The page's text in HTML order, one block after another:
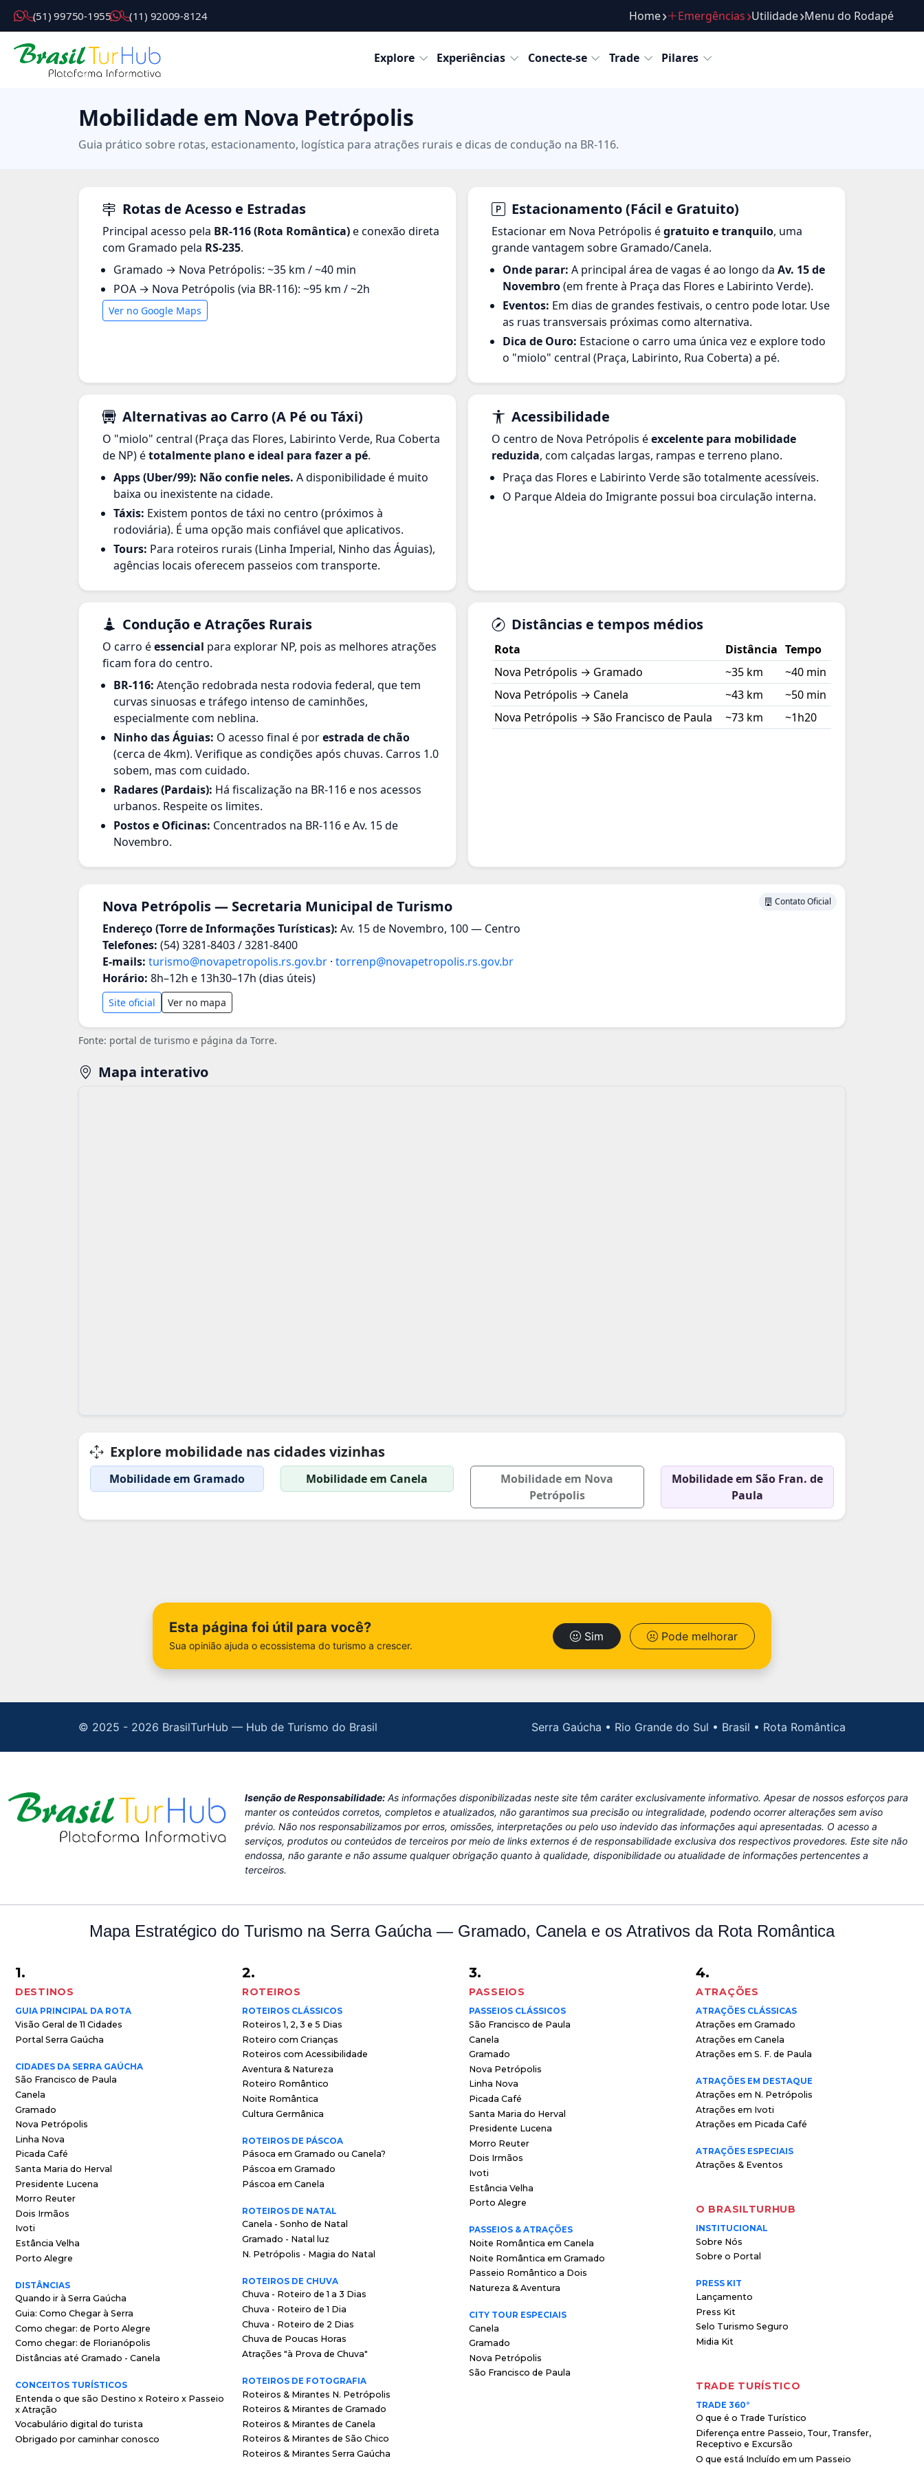
( 5 1 ) 9 9 7 5 0 - 1 9 5 5 ( 1 1 ) 9 2 0 0 9 - 8 1 2 4 Home Emergências Utilidade Menu do Rodapé
Explore Experiências Conecte-se Trade Pilares
Destinos Roteiros Passeios
Mobilidade em Nova Petrópolis
Guia prático sobre rotas, estacionamento, logística para atrações rurais e dicas de condução na BR-116.
Rotas de Acesso e Estradas
Principal acesso pela BR-116 (Rota Romântica)e conexão direta
com Gramado pela RS-235.
Gramado → Nova Petrópolis: ~35 km / ~40 min
POA → Nova Petrópolis (via BR-116): ~95 km / ~2h
Ver no Google Maps
Estacionamento (Fácil e Gratuito)
Estacionar em Nova Petrópolis égratuito e tranquilo, uma
grande vantagem sobre Gramado/Canela.
Onde parar: A principal área de vagas é ao longo da Av. 15 de
Novembro(em frente à Praça das Flores e Labirinto Verde).
Eventos: Em dias de grandes festivais, o centro pode lotar. Use
as ruas transversais próximas como alternativa.
Dica de Ouro: Estacione o carro uma única vez e explore todo
o "miolo" central (Praça, Labirinto, Rua Coberta) a pé.
Alternativas ao Carro (A Pé ou Táxi)
O "miolo" central (Praça das Flores, Labirinto Verde, Rua Coberta
de NP) étotalmente plano e ideal para fazer a pé.
Apps (Uber/99): Não confie neles. A disponibilidade é muito
baixa ou inexistente na cidade.
Táxis: Existem pontos de táxi no centro (próximos à
rodoviária). É uma opção mais confiável que aplicativos.
Tours: Para roteiros rurais (Linha Imperial, Ninho das Águias),
agências locais oferecem passeios com transporte.
Acessibilidade
O centro de Nova Petrópolis éexcelente para mobilidade
reduzida, com calçadas largas, rampas e terreno plano.
Praça das Flores e Labirinto Verde são totalmente acessíveis.
O Parque Aldeia do Imigrante possui boa circulação interna.
Condução e Atrações Rurais
O carro éessencial para explorar NP, pois as melhores atrações
ficam fora do centro.
BR-116: Atenção redobrada nesta rodovia federal, que tem
curvas sinuosas e tráfego intenso de caminhões,
especialmente com neblina.
Ninho das Águias: O acesso final é porestrada de chão
(cerca de 4km). Verifique as condições após chuvas. Carros 1.0
sobem, mas com cuidado.
Radares (Pardais): Há fiscalização na BR-116 e nos acessos
urbanos. Respeite os limites.
Postos e Oficinas: Concentrados na BR-116 e Av. 15 de
Novembro.
Distâncias e tempos médios
Rota Distância Tempo
Nova Petrópolis → Gramado
~35 km
~40 min
Nova Petrópolis → Canela
~43 km
~50 min
Nova Petrópolis → São Francisco de Paula
~73 km ~1h20
Contato Oficial
Nova Petrópolis — Secretaria Municipal de Turismo
Endereço (Torre de Informações Turísticas): Av. 15 de Novembro, 100 — Centro
Telefones: (54) 3281-8403 / 3281-8400
E-mails: turismo@novapetropolis.rs.gov.br · torrenp@novapetropolis.rs.gov.br
Horário: 8h–12h e 13h30–17h (dias úteis)
Site oficial Ver no mapa
Fonte: portal de turismo e página da Torre.
Mapa interativo
Explore mobilidade nas cidades vizinhas
Mobilidade em Gramado Mobilidade em Canela
Mobilidade em Nova
Petrópolis
Mobilidade em São Fran. de
Paula
Esta página foi útil para você?
Sua opinião ajuda o ecossistema do turismo a crescer.
Sim Pode melhorar
© 2025 - 2026 BrasilTurHub — Hub de Turismo do Brasil Serra Gaúcha • Rio Grande do Sul • Brasil • Rota Romântica
Isenção de Responsabilidade: As informações disponibilizadas neste site têm caráter exclusivamente informativo. Apesar de nossos esforços para
manter os conteúdos corretos, completos e atualizados, não garantimos sua precisão ou integralidade, podendo ocorrer alterações sem aviso
prévio. Não nos responsabilizamos por erros, omissões, interpretações ou pelo uso indevido das informações aqui apresentadas. O acesso a
serviços, produtos ou conteúdos de terceiros por meio de links externos é de responsabilidade exclusiva dos respectivos provedores. Este site não
endossa, não garante e não assume qualquer obrigação quanto à qualidade, disponibilidade ou atualidade de informações pertencentes a
terceiros.
Mapa Estratégico do Turismo na Serra Gaúcha — Gramado, Canela e os Atrativos da Rota Romântica
1.
DESTINOS
GUIA PRINCIPAL DA ROTA
Visão Geral de 11 Cidades
Portal Serra Gaúcha
CIDADES DA SERRA GAÚCHA
São Francisco de Paula
Canela
Gramado
Nova Petrópolis
Linha Nova
Picada Café
Santa Maria do Herval
Presidente Lucena
Morro Reuter
Dois Irmãos
Ivoti
Estância Velha
Porto Alegre
DISTÂNCIAS
Quando ir à Serra Gaúcha
Guia: Como Chegar à Serra
Como chegar: de Porto Alegre
Como chegar: de Florianópolis
Distâncias até Gramado - Canela
CONCEITOS TURÍSTICOS
Entenda o que são Destino x Roteiro x Passeio
x Atração
Vocabulário digital do turista
Obrigado por caminhar conosco
2.
ROTEIROS
ROTEIROS CLÁSSICOS
Roteiros 1, 2, 3 e 5 Dias
Roteiro com Crianças
Roteiros com Acessibilidade
Aventura & Natureza
Roteiro Romântico
Noite Romântica
Cultura Germânica
ROTEIROS DE PÁSCOA
Pásoca em Gramado ou Canela?
Páscoa em Gramado
Páscoa em Canela
ROTEIROS DE NATAL
Canela - Sonho de Natal
Gramado - Natal luz
N. Petrópolis - Magia do Natal
ROTEIROS DE CHUVA
Chuva - Roteiro de 1 a 3 Dias
Chuva - Roteiro de 1 Dia
Chuva - Roteiro de 2 Dias
Chuva de Poucas Horas
Atrações "à Prova de Chuva"
ROTEIROS DE FOTOGRAFIA
Roteiros & Mirantes N. Petrópolis
Roteiros & Mirantes de Gramado
Roteiros & Mirantes de Canela
Roteiros & Mirantes de São Chico
Roteiros & Mirantes Serra Gaúcha
3.
PASSEIOS
PASSEIOS CLÁSSICOS
São Francisco de Paula
Canela
Gramado
Nova Petrópolis
Linha Nova
Picada Café
Santa Maria do Herval
Presidente Lucena
Morro Reuter
Dois Irmãos
Ivoti
Estância Velha
Porto Alegre
PASSEIOS & ATRAÇÕES
Noite Romântica em Canela
Noite Romântica em Gramado
Passeio Romântico a Dois
Natureza & Aventura
CITY TOUR ESPECIAIS
Canela
Gramado
Nova Petrópolis
São Francisco de Paula
4.
ATRAÇÕES
ATRAÇÕES CLÁSSICAS
Atrações em Gramado
Atrações em Canela
Atrações em S. F. de Paula
ATRAÇÕES EM DESTAQUE
Atrações em N. Petrópolis
Atrações em Ivoti
Atrações em Picada Café
ATRAÇÕES ESPECIAIS
Atrações & Eventos
O BRASILTURHUB
INSTITUCIONAL
Sobre Nós
Sobre o Portal
PRESS KIT
Lançamento
Press Kit
Selo Turismo Seguro
Midia Kit
TRADE TURÍSTICO
TRADE 360°
O que é o Trade Turístico
Diferença entre Passeio, Tour, Transfer,
Receptivo e Excursão
O que está Incluído em um Passeio